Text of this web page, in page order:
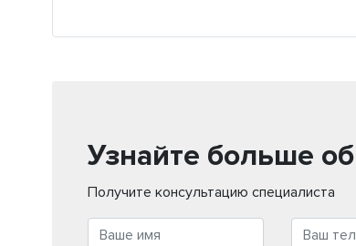
Узнайте больше
Получите консультацию специалиста